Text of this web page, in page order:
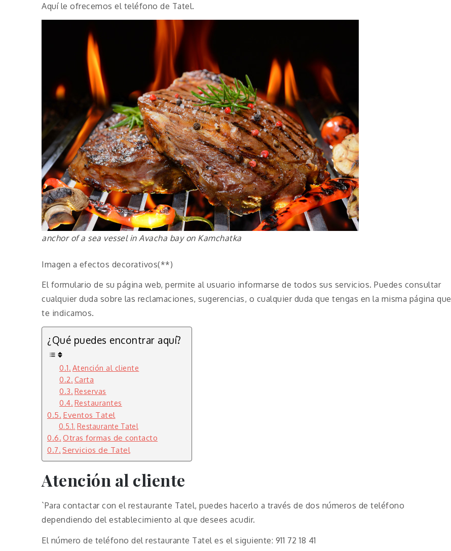
Aquí le ofrecemos el teléfono de Tatel.
anchor of a sea vessel in Avacha bay on Kamchatka
Imagen a efectos decorativos(**)
El formulario de su página web, permite al usuario informarse de todos sus servicios. Puedes consultar
cualquier duda sobre las reclamaciones, sugerencias, o cualquier duda que tengas en la misma página que
te indicamos.
¿Qué puedes encontrar aquí?
Atención al cliente
Carta
Reservas
Restaurantes
Eventos Tatel
Restaurante Tatel
Otras formas de contacto
Servicios de Tatel
Atención al cliente
`Para contactar con el restaurante Tatel, puedes hacerlo a través de dos números de teléfono
dependiendo del establecimiento al que desees acudir.
El número de teléfono del restaurante Tatel es el siguiente: 911 72 18 41